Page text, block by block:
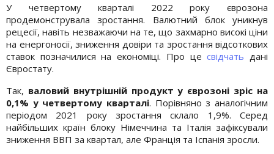
У четвертому кварталі 2022 року єврозона
продемонструвала зростання. Валютний блок уникнув
рецесії, навіть незважаючи на те, що захмарно високі ціни
на енергоносії, зниження довіри та зростання відсоткових
ставок позначилися на економіці. Про цесвідчать дані
Євростату.
Так, валовий внутрішній продукт у єврозоні зріс на
0,1% у четвертому кварталі. Порівняно з аналогічним
періодом 2021 року зростання склало 1,9%. Серед
найбільших країн блоку Німеччина та Італія зафіксували
зниження ВВП за квартал, але Франція та Іспанія зросли.